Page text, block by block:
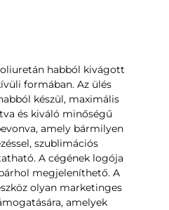
habból kivágott
formában. Az ülés
készül, maximális
és kiváló minőségű
amely bármilyen
szublimációs
A cégének logója
megjeleníthető. A
olyan marketinges
amelyek